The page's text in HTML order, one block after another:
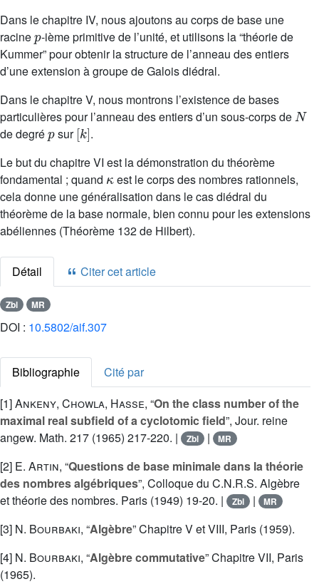
Dans le chapitre IV, nous ajoutons au corps de base une
racine
p
-ième primitive de l’unité, et utilisons la “théorie de
Kummer” pour obtenir la structure de l’anneau des entiers
d’une extension à groupe de Galois diédral.
Dans le chapitre V, nous montrons l’existence de bases
particulières pour l’anneau des entiers d’un sous-corps de
de degré
p
sur
[k]
.
Le but du chapitre VI est la démonstration du théorème
fondamental ; quand
κ
est le corps des nombres rationnels,
cela donne une généralisation dans le cas diédral du
théorème de la base normale, bien connu pour les extensions
abéliennes (Théorème 132 de Hilbert).
Détail Citer cet article
Zbl MR
DOI : 10.5802/aif.307
Bibliographie
Cité par
[1]Ankeny, Chowla, Hasse, “On the class number of the
maximal real subfield of a cyclotomic field”, Jour. reine
angew. Math. 217 (1965) 217-220. |
Zbl | MR
[2] E. Artin, “Questions de base minimale dans la théorie
des nombres algébriques”, Colloque du C.N.R.S. Algèbre
et théorie des nombres. Paris (1949) 19-20. |
Zbl | MR
[3] N. Bourbaki, “Algèbre” Chapitre V et VIII, Paris (1959).
[4] N. Bourbaki, “Algèbre commutative” Chapitre VII, Paris
(1965).